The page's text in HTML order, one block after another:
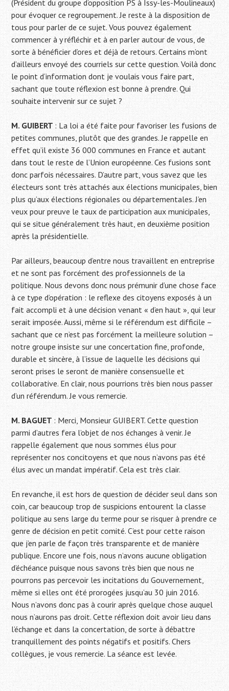
(Président du groupe d’opposition PS à Issy-les-Moulineaux)
pour évoquer ce regroupement. Je reste à la disposition de
tous pour parler de ce sujet. Vous pouvez également
commencer à y réfléchir et à en parler autour de vous, de
sorte à bénéficier d’ores et déjà de retours. Certains m’ont
d’ailleurs envoyé des courriels sur cette question. Voilà donc
le point d’information dont je voulais vous faire part,
sachant que toute réflexion est bonne à prendre. Qui
souhaite intervenir sur ce sujet ?
M. GUIBERT : La loi a été faite pour favoriser les fusions de
petites communes, plutôt que des grandes. Je rappelle en
effet qu’il existe 36 000 communes en France et autant
dans tout le reste de l’Union européenne. Ces fusions sont
donc parfois nécessaires. D’autre part, vous savez que les
électeurs sont très attachés aux élections municipales, bien
plus qu’aux élections régionales ou départementales. J’en
veux pour preuve le taux de participation aux municipales,
qui se situe généralement très haut, en deuxième position
après la présidentielle.
Par ailleurs, beaucoup d’entre nous travaillent en entreprise
et ne sont pas forcément des professionnels de la
politique. Nous devons donc nous prémunir d’une chose face
à ce type d’opération : le reflexe des citoyens exposés à un
fait accompli et à une décision venant « d’en haut », qui leur
serait imposée. Aussi, même si le référendum est difficile –
sachant que ce n’est pas forcément la meilleure solution –
notre groupe insiste sur une concertation fine, profonde,
durable et sincère, à l’issue de laquelle les décisions qui
seront prises le seront de manière consensuelle et
collaborative. En clair, nous pourrions très bien nous passer
d’un référendum. Je vous remercie.
M. BAGUET : Merci, Monsieur GUIBERT. Cette question
parmi d’autres fera l’objet de nos échanges à venir. Je
rappelle également que nous sommes élus pour
représenter nos concitoyens et que nous n’avons pas été
élus avec un mandat impératif. Cela est très clair.
En revanche, il est hors de question de décider seul dans son
coin, car beaucoup trop de suspicions entourent la classe
politique au sens large du terme pour se risquer à prendre ce
genre de décision en petit comité. C’est pour cette raison
que j’en parle de façon très transparente et de manière
publique. Encore une fois, nous n’avons aucune obligation
d’échéance puisque nous savons très bien que nous ne
pourrons pas percevoir les incitations du Gouvernement,
même si elles ont été prorogées jusqu’au 30 juin 2016.
Nous n’avons donc pas à courir après quelque chose auquel
nous n’aurons pas droit. Cette réflexion doit avoir lieu dans
l’échange et dans la concertation, de sorte à débattre
tranquillement des points négatifs et positifs. Chers
collègues, je vous remercie. La séance est levée.